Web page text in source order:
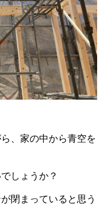
、家の中から青空を
しょうか？
閉まっていると思う